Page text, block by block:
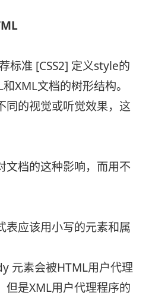
标准 [CSS2] 定义style的
XML文档的树形结构。
同的视觉或听觉效果，这
文档的这种影响，而用不
表应该用小写的元素和属
元素会被HTML用户代理
但是XML用户代理程序的